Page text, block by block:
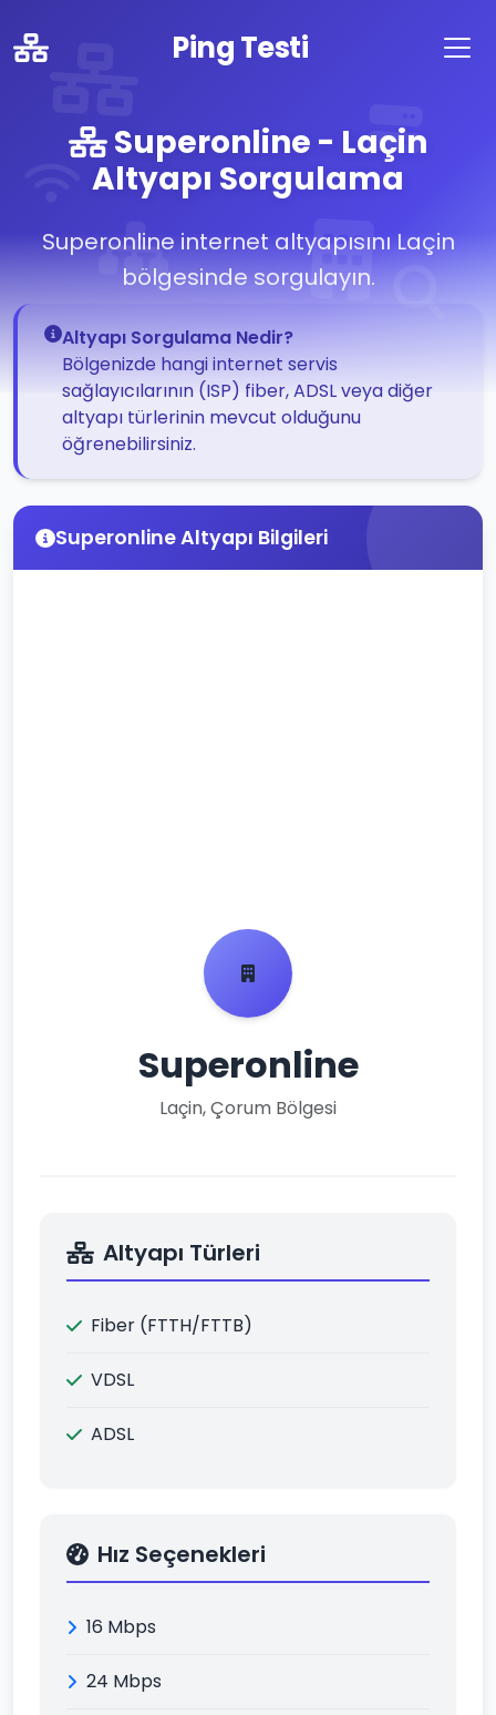
Ping Testi
Superonline - Laçin
Altyapı Sorgulama
Superonline internet altyapısını Laçin
bölgesinde sorgulayın.
Altyapı Sorgulama Nedir?
Bölgenizde hangi internet servis
sağlayıcılarının (ISP) fiber, ADSL veya diğer
altyapı türlerinin mevcut olduğunu
öğrenebilirsiniz.
Superonline Altyapı Bilgileri
Superonline
Laçin, Çorum Bölgesi
Altyapı Türleri
Fiber (FTTH/FTTB)
VDSL
ADSL
Hız Seçenekleri
16 Mbps
24 Mbps